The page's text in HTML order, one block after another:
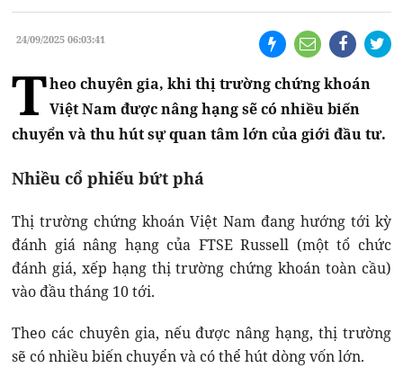
24/09/2025 06:03:41
Theo chuyên gia, khi thị trường chứng khoán
Việt Nam được nâng hạng sẽ có nhiều biến
chuyển và thu hút sự quan tâm lớn của giới đầu tư.
Nhiều cổ phiếu bứt phá
Thị trường chứng khoán Việt Nam đang hướng tới kỳ
đánh giá nâng hạng của FTSE Russell (một tổ chức
đánh giá, xếp hạng thị trường chứng khoán toàn cầu)
vào đầu tháng 10 tới.
Theo các chuyên gia, nếu được nâng hạng, thị trường
sẽ có nhiều biến chuyển và có thể hút dòng vốn lớn.